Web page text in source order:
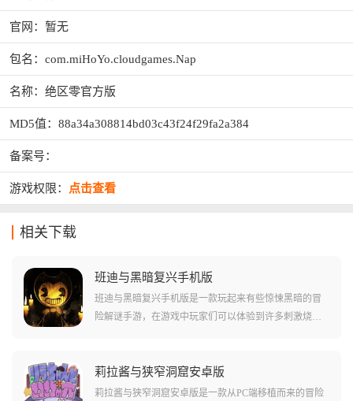
官网：暂无
包名：com.miHoYo.cloudgames.Nap
名称：绝区零官方版
MD5值：88a34a308814bd03c43f24f29fa2a384
备案号：
游戏权限： 点击查看
相关下载
班迪与黑暗复兴手机版
班迪与黑暗复兴手机版是一款玩起来有些惊悚黑暗的冒
险解谜手游，在游戏中玩家们可以体验到许多刺激烧脑
直接对故事剧情进行修改，并且增强玩家们对于故事的
认知。游戏中还有很多碎片化叙事的部分，对玩家们来
莉拉酱与狭窄洞窟安卓版
莉拉酱与狭窄洞窟安卓版是一款从PC端移植而来的冒险